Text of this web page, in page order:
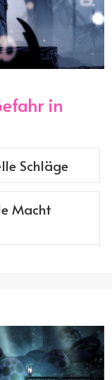
in
Schläge
Macht